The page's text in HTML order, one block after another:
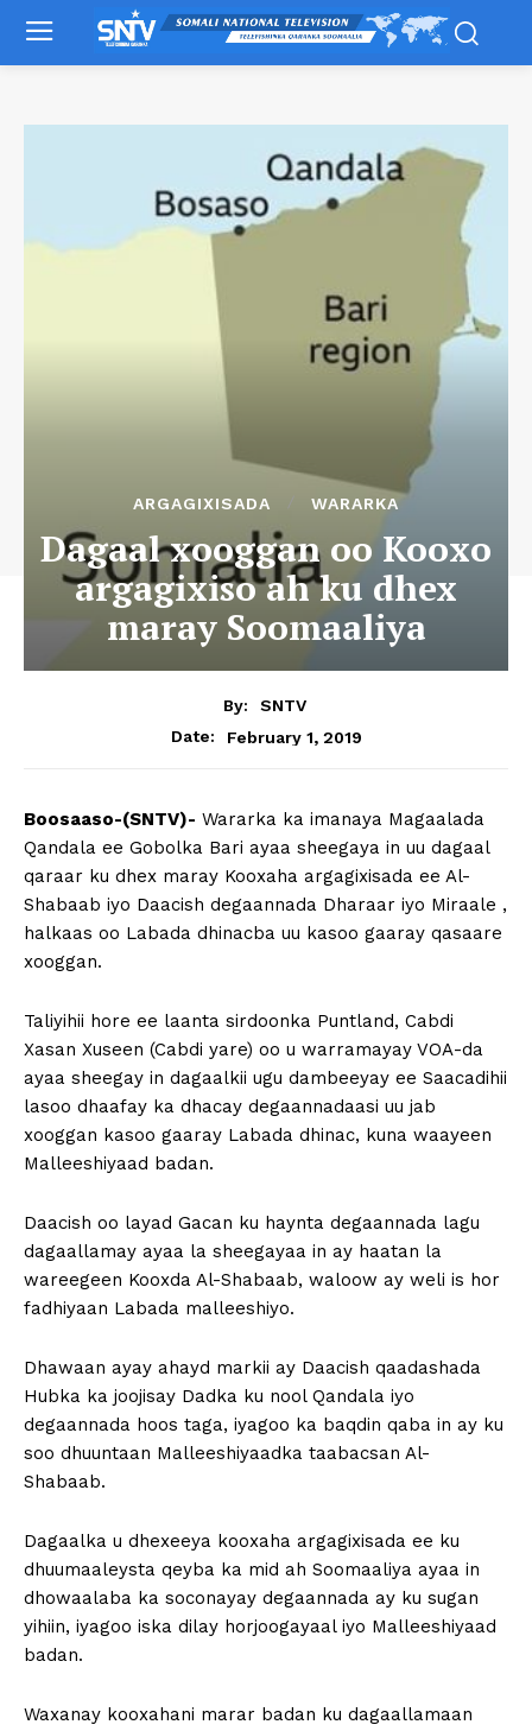
ARGAGIXISADA WARARKA
Dagaal xooggan oo Kooxo
argagixiso ah ku dhex
maray Soomaaliya
By:
SNTV
Date:
February 1, 2019
Boosaaso-(SNTV)- Wararka ka imanaya Magaalada
Qandala ee Gobolka Bari ayaa sheegaya in uu dagaal
qaraar ku dhex maray Kooxaha argagixisada ee Al-
Shabaab iyo Daacish degaannada Dharaar iyo Miraale ,
halkaas oo Labada dhinacba uu kasoo gaaray qasaare
xooggan.
Taliyihii hore ee laanta sirdoonka Puntland, Cabdi
Xasan Xuseen (Cabdi yare) oo u warramayay VOA-da
ayaa sheegay in dagaalkii ugu dambeeyay ee Saacadihii
lasoo dhaafay ka dhacay degaannadaasi uu jab
xooggan kasoo gaaray Labada dhinac, kuna waayeen
Malleeshiyaad badan.
Daacish oo layad Gacan ku haynta degaannada lagu
dagaallamay ayaa la sheegayaa in ay haatan la
wareegeen Kooxda Al-Shabaab, waloow ay weli is hor
fadhiyaan Labada malleeshiyo.
Dhawaan ayay ahayd markii ay Daacish qaadashada
Hubka ka joojisay Dadka ku nool Qandala iyo
degaannada hoos taga, iyagoo ka baqdin qaba in ay ku
soo dhuuntaan Malleeshiyaadka taabacsan Al-
Shabaab.
Dagaalka u dhexeeya kooxaha argagixisada ee ku
dhuumaaleysta qeyba ka mid ah Soomaaliya ayaa in
dhowaalaba ka soconayay degaannada ay ku sugan
yihiin, iyagoo iska dilay horjoogayaal iyo Malleeshiyaad
badan.
Waxanay kooxahani marar badan ku dagaallamaan